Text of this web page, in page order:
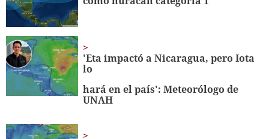
'Eta impactó a Nicaragua, pero Iota
lo
hará en el país': Meteorólogo de
UNAH